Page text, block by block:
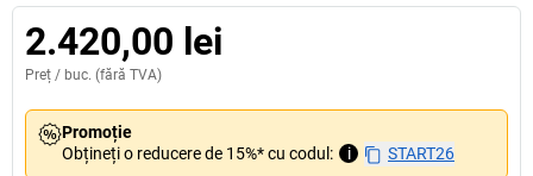
2.420,00 lei
Preț / buc. (fără TVA)
Promoție
Obțineți o reducere de 15%* cu codul:
i START26